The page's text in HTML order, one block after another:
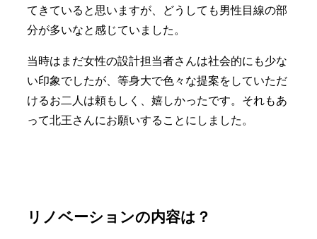
てきていると思いますが、どうしても男性目線の部
分が多いなと感じていました。
当時はまだ女性の設計担当者さんは社会的にも少な
い印象でしたが、等身大で色々な提案をしていただ
けるお二人は頼もしく、嬉しかったです。それもあ
って北王さんにお願いすることにしました。
リノベーションの内容は？